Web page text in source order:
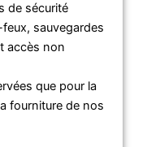
de sécurité
sauvegardes
accès non
que pour la
fourniture de nos